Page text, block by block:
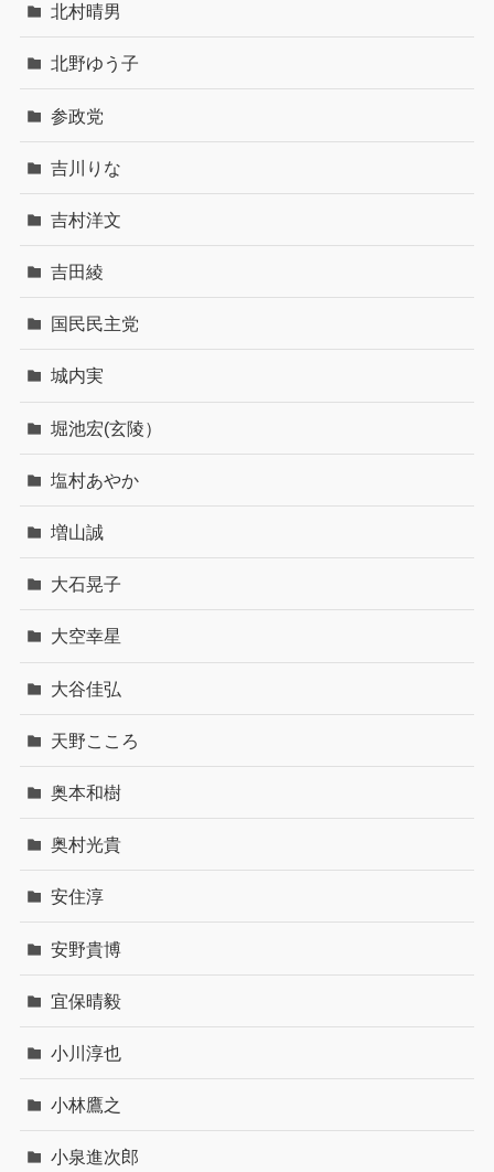
北村晴男
北野ゆう子
参政党
吉川りな
吉村洋文
吉田綾
国民民主党
城内実
堀池宏(玄陵）
塩村あやか
増山誠
大石晃子
大空幸星
大谷佳弘
天野こころ
奥本和樹
奥村光貴
安住淳
安野貴博
宜保晴毅
小川淳也
小林鷹之
小泉進次郎